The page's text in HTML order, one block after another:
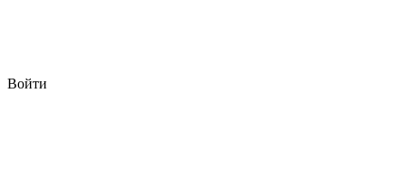
Войти